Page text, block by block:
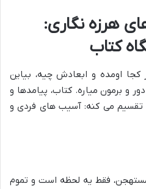
هرزه نگاری:
کتاب
کجا اومده و ابعادش چیه، بیاین
و برمون میاره. کتاب، پیامدها و
می کنه: آسیب های فردی و
فقط یه لحظه است و تموم